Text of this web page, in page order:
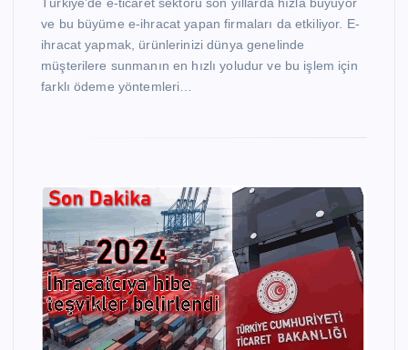
Türkiye’de e-ticaret sektörü son yıllarda hızla büyüyor
ve bu büyüme e-ihracat yapan firmaları da etkiliyor. E-
ihracat yapmak, ürünlerinizi dünya genelinde
müşterilere sunmanın en hızlı yoludur ve bu işlem için
farklı ödeme yöntemleri…